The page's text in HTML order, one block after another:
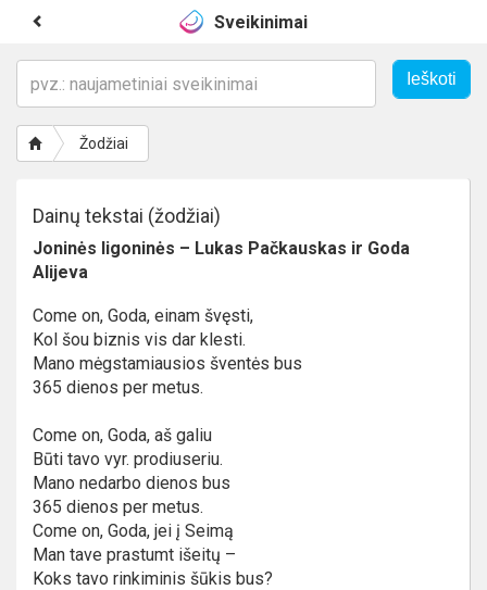
Sveikinimai
Žodžiai
Dainų tekstai (žodžiai)
Joninės ligoninės – Lukas Pačkauskas ir Goda
Alijeva
Come on, Goda, einam švęsti,
Kol šou biznis vis dar klesti.
Mano mėgstamiausios šventės bus
365 dienos per metus.
Come on, Goda, aš galiu
Būti tavo vyr. prodiuseriu.
Mano nedarbo dienos bus
365 dienos per metus.
Come on, Goda, jei į Seimą
Man tave prastumt išeitų –
Koks tavo rinkiminis šūkis bus?